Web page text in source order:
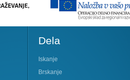
Dela
Iskanje
Brskanje